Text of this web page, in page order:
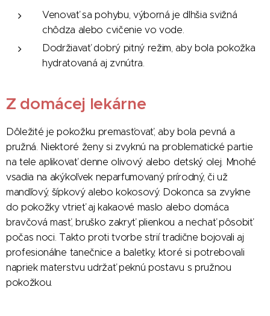
Venovať sa pohybu, výborná je dlhšia svižná
chôdza alebo cvičenie vo vode.
Dodržiavať dobrý pitný režim, aby bola pokožka
hydratovaná aj zvnútra.
Z domácej lekárne
Dôležité je pokožku premasťovať, aby bola pevná a
pružná. Niektoré ženy si zvyknú na problematické partie
na tele aplikovať denne olivový alebo detský olej. Mnohé
vsadia na akýkoľvek neparfumovaný prírodný, či už
mandľový, šípkový alebo kokosový. Dokonca sa zvykne
do pokožky vtrieť aj kakaové maslo alebo domáca
bravčová masť, bruško zakryť plienkou a nechať pôsobiť
počas noci. Takto proti tvorbe strií tradične bojovali aj
profesionálne tanečnice a baletky, ktoré si potrebovali
napriek materstvu udržať peknú postavu s pružnou
pokožkou.